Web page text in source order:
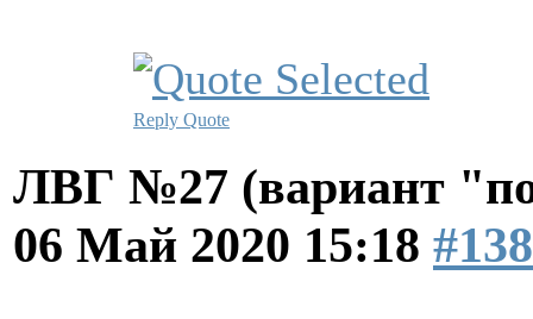
Reply Quote
ЛВГ №27 (вариант
06 Май 2020 15:18